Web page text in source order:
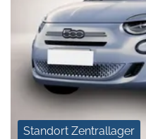
Standort Zentrallager